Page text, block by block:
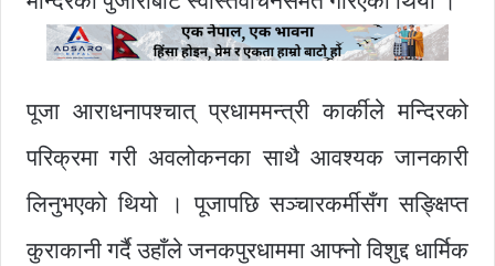
पूजा आराधनापश्चात् प्रधाममन्त्री कार्कीले मन्दिरको
परिक्रमा गरी अवलोकनका साथै आवश्यक जानकारी
लिनुभएको थियो । पूजापछि सञ्चारकर्मीसँग सङ्क्षिप्त
कुराकानी गर्दै उहाँले जनकपुरधाममा आफ्नो विशुद्द धार्मिक